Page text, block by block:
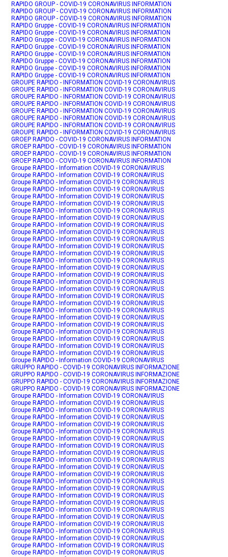
RAPIDO GROUP - COVID-19 CORONAVIRUS INFORMATION
RAPIDO GROUP - COVID-19 CORONAVIRUS INFORMATION
RAPIDO GROUP - COVID-19 CORONAVIRUS INFORMATION
RAPIDO Gruppe - COVID-19 CORONAVIRUS INFORMATION
RAPIDO Gruppe - COVID-19 CORONAVIRUS INFORMATION
RAPIDO Gruppe - COVID-19 CORONAVIRUS INFORMATION
RAPIDO Gruppe - COVID-19 CORONAVIRUS INFORMATION
RAPIDO Gruppe - COVID-19 CORONAVIRUS INFORMATION
RAPIDO Gruppe - COVID-19 CORONAVIRUS INFORMATION
RAPIDO Gruppe - COVID-19 CORONAVIRUS INFORMATION
RAPIDO Gruppe - COVID-19 CORONAVIRUS INFORMATION
GROUPE RAPIDO - INFORMATION COVID-19 CORONAVIRUS
GROUPE RAPIDO - INFORMATION COVID-19 CORONAVIRUS
GROUPE RAPIDO - INFORMATION COVID-19 CORONAVIRUS
GROUPE RAPIDO - INFORMATION COVID-19 CORONAVIRUS
GROUPE RAPIDO - INFORMATION COVID-19 CORONAVIRUS
GROUPE RAPIDO - INFORMATION COVID-19 CORONAVIRUS
GROUPE RAPIDO - INFORMATION COVID-19 CORONAVIRUS
GROUPE RAPIDO - INFORMATION COVID-19 CORONAVIRUS
GROEP RAPIDO - COVID-19 CORONAVIRUS INFORMATION
GROEP RAPIDO - COVID-19 CORONAVIRUS INFORMATION
GROEP RAPIDO - COVID-19 CORONAVIRUS INFORMATION
GROEP RAPIDO - COVID-19 CORONAVIRUS INFORMATION
Groupe RAPIDO - Information COVID-19 CORONAVIRUS
Groupe RAPIDO - Information COVID-19 CORONAVIRUS
Groupe RAPIDO - Information COVID-19 CORONAVIRUS
Groupe RAPIDO - Information COVID-19 CORONAVIRUS
Groupe RAPIDO - Information COVID-19 CORONAVIRUS
Groupe RAPIDO - Information COVID-19 CORONAVIRUS
Groupe RAPIDO - Information COVID-19 CORONAVIRUS
Groupe RAPIDO - Information COVID-19 CORONAVIRUS
Groupe RAPIDO - Information COVID-19 CORONAVIRUS
Groupe RAPIDO - Information COVID-19 CORONAVIRUS
Groupe RAPIDO - Information COVID-19 CORONAVIRUS
Groupe RAPIDO - Information COVID-19 CORONAVIRUS
Groupe RAPIDO - Information COVID-19 CORONAVIRUS
Groupe RAPIDO - Information COVID-19 CORONAVIRUS
Groupe RAPIDO - Information COVID-19 CORONAVIRUS
Groupe RAPIDO - Information COVID-19 CORONAVIRUS
Groupe RAPIDO - Information COVID-19 CORONAVIRUS
Groupe RAPIDO - Information COVID-19 CORONAVIRUS
Groupe RAPIDO - Information COVID-19 CORONAVIRUS
Groupe RAPIDO - Information COVID-19 CORONAVIRUS
Groupe RAPIDO - Information COVID-19 CORONAVIRUS
Groupe RAPIDO - Information COVID-19 CORONAVIRUS
Groupe RAPIDO - Information COVID-19 CORONAVIRUS
Groupe RAPIDO - Information COVID-19 CORONAVIRUS
Groupe RAPIDO - Information COVID-19 CORONAVIRUS
Groupe RAPIDO - Information COVID-19 CORONAVIRUS
Groupe RAPIDO - Information COVID-19 CORONAVIRUS
Groupe RAPIDO - Information COVID-19 CORONAVIRUS
GRUPPO RAPIDO - COVID-19 CORONAVIRUS INFORMAZIONE
GRUPPO RAPIDO - COVID-19 CORONAVIRUS INFORMAZIONE
GRUPPO RAPIDO - COVID-19 CORONAVIRUS INFORMAZIONE
GRUPPO RAPIDO - COVID-19 CORONAVIRUS INFORMAZIONE
Groupe RAPIDO - Information COVID-19 CORONAVIRUS
Groupe RAPIDO - Information COVID-19 CORONAVIRUS
Groupe RAPIDO - Information COVID-19 CORONAVIRUS
Groupe RAPIDO - Information COVID-19 CORONAVIRUS
Groupe RAPIDO - Information COVID-19 CORONAVIRUS
Groupe RAPIDO - Information COVID-19 CORONAVIRUS
Groupe RAPIDO - Information COVID-19 CORONAVIRUS
Groupe RAPIDO - Information COVID-19 CORONAVIRUS
Groupe RAPIDO - Information COVID-19 CORONAVIRUS
Groupe RAPIDO - Information COVID-19 CORONAVIRUS
Groupe RAPIDO - Information COVID-19 CORONAVIRUS
Groupe RAPIDO - Information COVID-19 CORONAVIRUS
Groupe RAPIDO - Information COVID-19 CORONAVIRUS
Groupe RAPIDO - Information COVID-19 CORONAVIRUS
Groupe RAPIDO - Information COVID-19 CORONAVIRUS
Groupe RAPIDO - Information COVID-19 CORONAVIRUS
Groupe RAPIDO - Information COVID-19 CORONAVIRUS
Groupe RAPIDO - Information COVID-19 CORONAVIRUS
Groupe RAPIDO - Information COVID-19 CORONAVIRUS
Groupe RAPIDO - Information COVID-19 CORONAVIRUS
Groupe RAPIDO - Information COVID-19 CORONAVIRUS
Groupe RAPIDO - Information COVID-19 CORONAVIRUS
Groupe RAPIDO - Information COVID-19 CORONAVIRUS